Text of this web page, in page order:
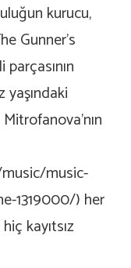
kurucu,
Gunner’s
parçasının
yaşındaki
music-
1319000/) her
kayıtsız